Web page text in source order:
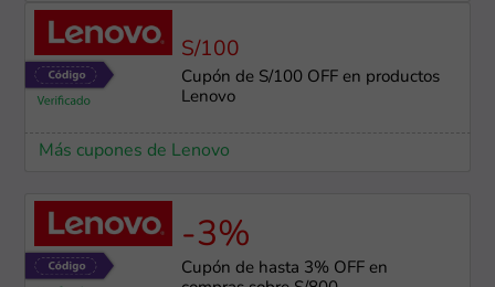
S/100
Cupón de S/100 OFF en productos
Lenovo
Más cupones de Lenovo
-3%
Cupón de hasta 3% OFF en